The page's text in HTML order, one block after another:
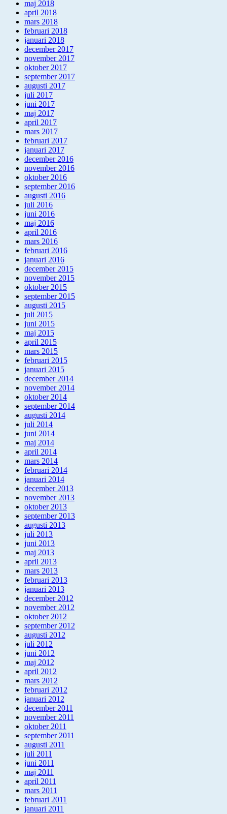
maj 2018
april 2018
mars 2018
februari 2018
januari 2018
december 2017
november 2017
oktober 2017
september 2017
augusti 2017
juli 2017
juni 2017
maj 2017
april 2017
mars 2017
februari 2017
januari 2017
december 2016
november 2016
oktober 2016
september 2016
augusti 2016
juli 2016
juni 2016
maj 2016
april 2016
mars 2016
februari 2016
januari 2016
december 2015
november 2015
oktober 2015
september 2015
augusti 2015
juli 2015
juni 2015
maj 2015
april 2015
mars 2015
februari 2015
januari 2015
december 2014
november 2014
oktober 2014
september 2014
augusti 2014
juli 2014
juni 2014
maj 2014
april 2014
mars 2014
februari 2014
januari 2014
december 2013
november 2013
oktober 2013
september 2013
augusti 2013
juli 2013
juni 2013
maj 2013
april 2013
mars 2013
februari 2013
januari 2013
december 2012
november 2012
oktober 2012
september 2012
augusti 2012
juli 2012
juni 2012
maj 2012
april 2012
mars 2012
februari 2012
januari 2012
december 2011
november 2011
oktober 2011
september 2011
augusti 2011
juli 2011
juni 2011
maj 2011
april 2011
mars 2011
februari 2011
januari 2011